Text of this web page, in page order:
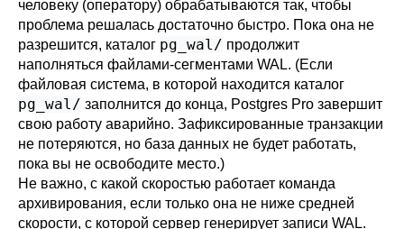
человеку (оператору) обрабатываются так, чтобы
проблема решалась достаточно быстро. Пока она не
разрешится, каталог pg_wal/ продолжит
наполняться файлами-сегментами WAL. (Если
файловая система, в которой находится каталог
pg_wal/ заполнится до конца, Postgres Pro завершит
свою работу аварийно. Зафиксированные транзакции
не потеряются, но база данных не будет работать,
пока вы не освободите место.)
Не важно, с какой скоростью работает команда
архивирования, если только она не ниже средней
скорости, с которой сервер генерирует записи WAL.